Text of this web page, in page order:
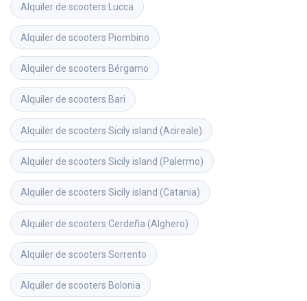
Alquiler de scooters Lucca
Alquiler de scooters Piombino
Alquiler de scooters Bérgamo
Alquiler de scooters Bari
Alquiler de scooters Sicily island (Acireale)
Alquiler de scooters Sicily island (Palermo)
Alquiler de scooters Sicily island (Catania)
Alquiler de scooters Cerdeña (Alghero)
Alquiler de scooters Sorrento
Alquiler de scooters Bolonia